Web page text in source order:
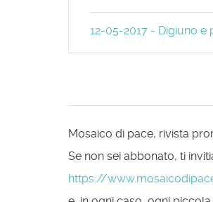
12-05-2017 - Digiuno e
Mosaico di pace, rivista
Se non sei abbonato, ti
https://